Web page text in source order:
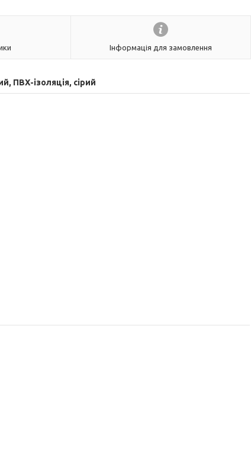
Інформація для замовлення
ПВХ-ізоляція, сірий